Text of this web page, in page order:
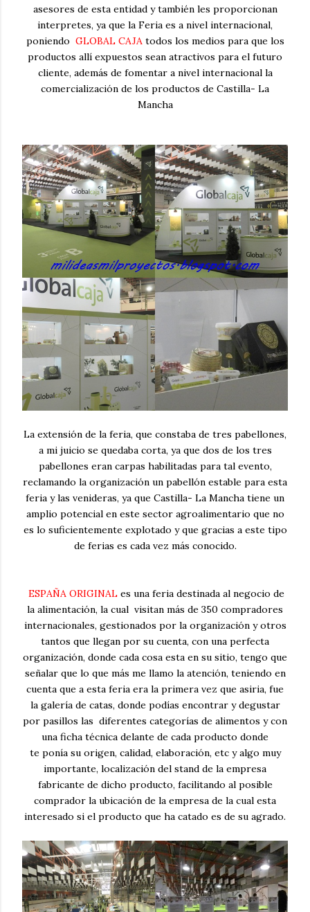
asesores de esta entidad y también les proporcionan
interpretes, ya que la Feria es a nivel internacional,
poniendo GLOBAL CAJAtodos los medios para que los
productos allí expuestos sean atractivos para el futuro
cliente, además de fomentar a nivel internacional la
comercialización de los productos de Castilla- La
Mancha
La extensión de la feria, que constaba de tres pabellones,
a mi juicio se quedaba corta, ya que dos de los tres
pabellones eran carpas habilitadas para tal evento,
reclamando la organización un pabellón estable para esta
feria y las venideras, ya que Castilla- La Mancha tiene un
amplio potencial en este sector agroalimentario que no
es lo suficientemente explotado y que gracias a este tipo
de ferias es cada vez más conocido.
ESPAÑA ORIGINAL es una feria destinada al negocio de
la alimentación, la cual visitan más de 350 compradores
internacionales, gestionados por la organización y otros
tantos que llegan por su cuenta, con una perfecta
organización, donde cada cosa esta en su sitio, tengo que
señalar que lo que más me llamo la atención, teniendo en
cuenta que a esta feria era la primera vez que asiria, fue
la galería de catas, donde podías encontrar y degustar
por pasillos las diferentes categorías de alimentos y con
una ficha técnica delante de cada producto donde
te ponía su origen, calidad, elaboración, etc y algo muy
importante, localización del stand de la empresa
fabricante de dicho producto, facilitando al posible
comprador la ubicación de la empresa de la cual esta
interesado si el producto que ha catado es de su agrado.